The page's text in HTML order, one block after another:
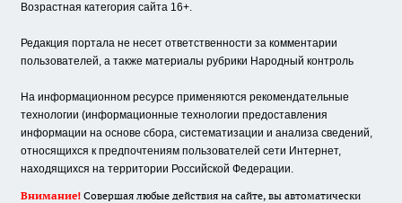
Возрастная категория сайта 16+.
Редакция портала не несет ответственности за комментарии
пользователей, а также материалы рубрики Народный контроль
На информационном ресурсе применяются рекомендательные
технологии (информационные технологии предоставления
информации на основе сбора, систематизации и анализа сведений,
относящихся к предпочтениям пользователей сети Интернет,
находящихся на территории Российской Федерации.
Внимание! Совершая любые действия на сайте, вы автоматически